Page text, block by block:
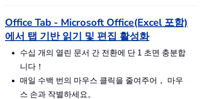
Office Tab - Microsoft Office(Excel 포함)
에서 탭 기반 읽기 및 편집 활성화
수십 개의 열린 문서 간 전환에 단 1 초면 충분합
니다！
매일 수백 번의 마우스 클릭을 줄여주어， 마우
스 손과 작별하세요。